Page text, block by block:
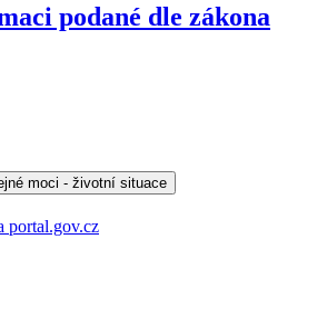
podané dle zákona
moci - životní situace
portal.gov.cz